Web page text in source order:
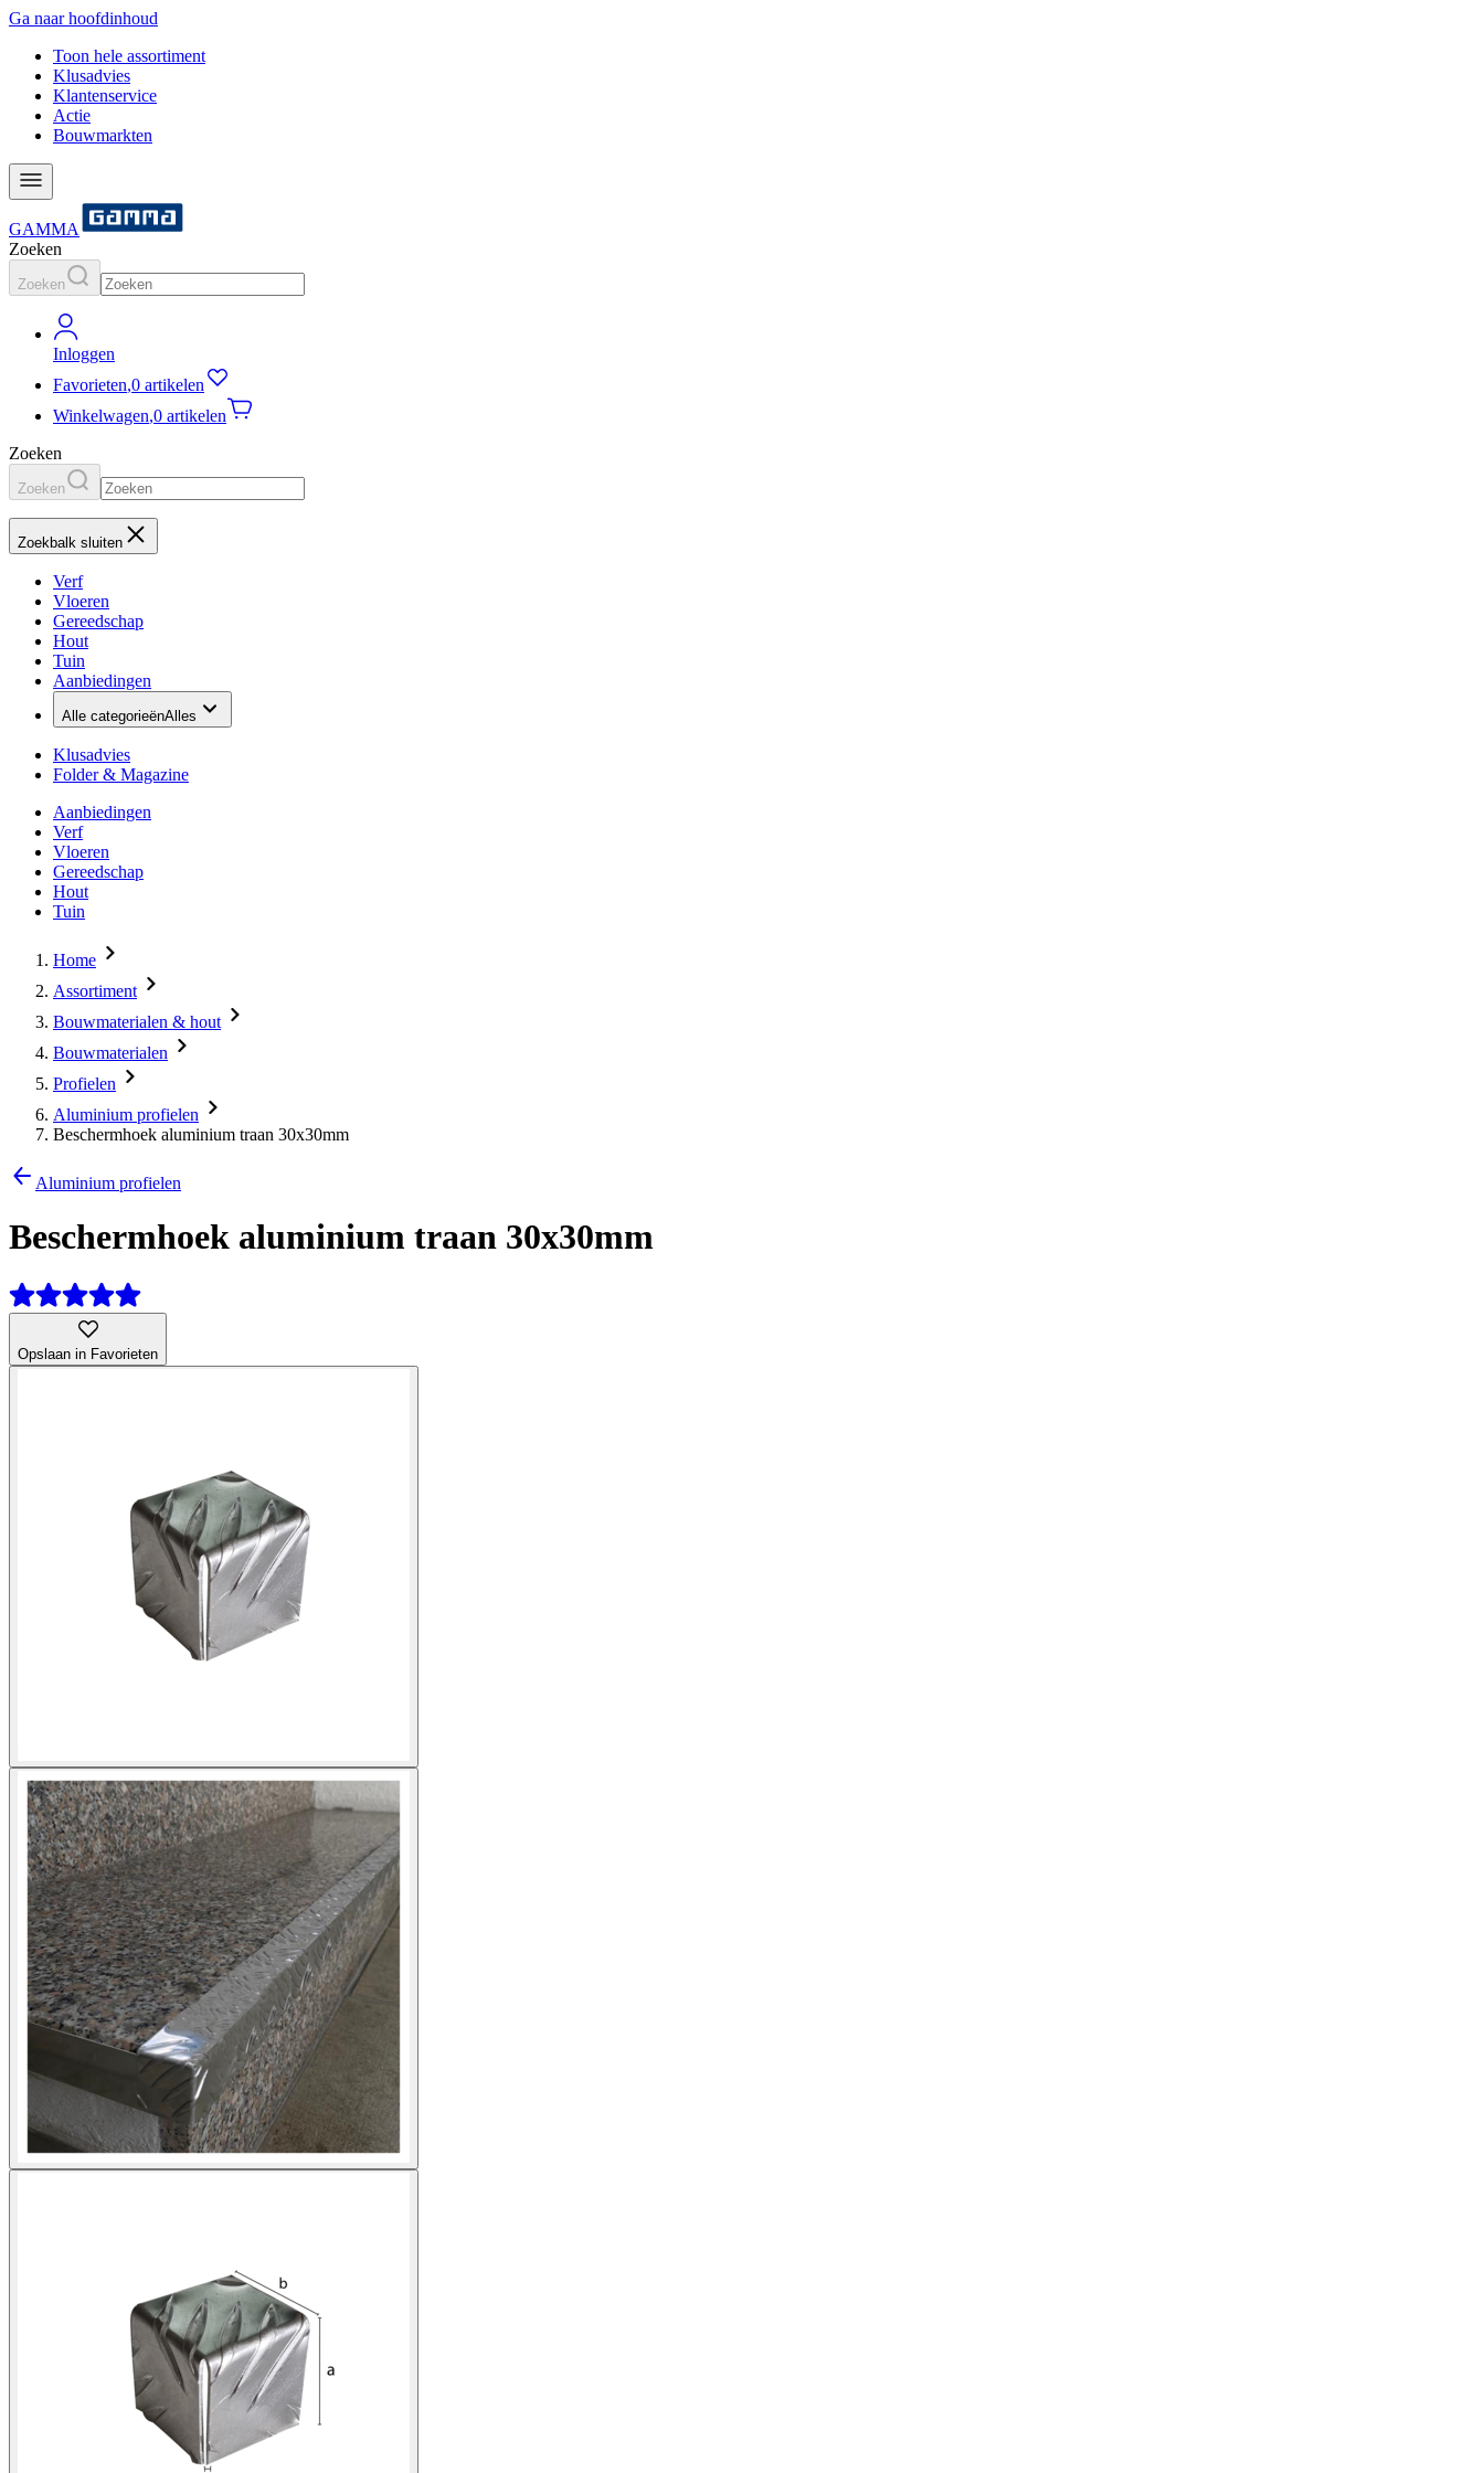
Ga naar hoofdinhoud
Toon hele assortiment
Klusadvies
Klantenservice
Actie
Bouwmarkten
GAMMA
Zoeken
Zoeken
Inloggen
Favorieten,0 artikelen
Winkelwagen,0 artikelen
Zoeken
Zoeken
Zoekbalk sluiten
Verf
Vloeren
Gereedschap
Hout
Tuin
Aanbiedingen
Alle categorieënAlles
Klusadvies
Folder & Magazine
Aanbiedingen
Verf
Vloeren
Gereedschap
Hout
Tuin
Home
Assortiment
Bouwmaterialen & hout
Bouwmaterialen
Profielen
Aluminium profielen
Beschermhoek aluminium traan 30x30mm
Aluminium profielen
Beschermhoek aluminium traan 30x30mm
Opslaan in Favorieten